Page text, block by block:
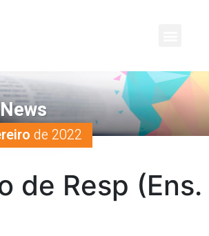
de 2022
de Resp (Ens.